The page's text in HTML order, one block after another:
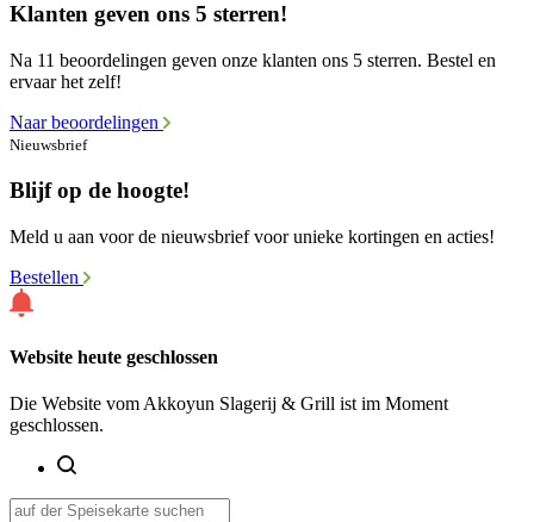
Klanten geven ons 5 sterren!
Na 11 beoordelingen geven onze klanten ons 5 sterren. Bestel en
ervaar het zelf!
Naar beoordelingen
Nieuwsbrief
Blijf op de hoogte!
Meld u aan voor de nieuwsbrief voor unieke kortingen en acties!
Bestellen
Website heute geschlossen
Die Website vom Akkoyun Slagerij & Grill ist im Moment
geschlossen.